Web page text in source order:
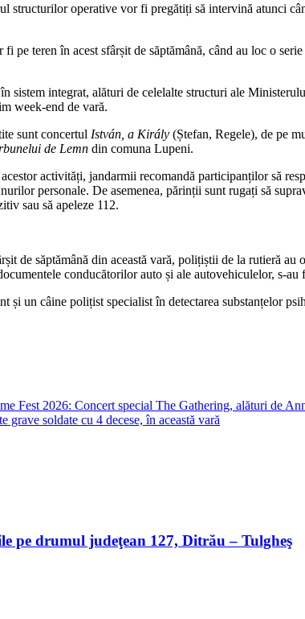
structurilor operative vor fi pregătiți să intervină atunci
pe teren în acest sfârșit de săptămână, când au loc o
sistem integrat, alături de celelalte structuri ale
week-end de vară.
sunt concertul István, a Király (Ștefan, Regele), de pe
de Lemn din comuna Lupeni.
acestor activități, jandarmii recomandă participanților să
personale. De asemenea, părinții sunt rugați să
sau să apeleze 112.
de săptămână din această vară, polițiștii de la rutieră
conducătorilor auto și ale autovehiculelor, s-au
și un câine polițist specialist în detectarea substanțelor
Fest 2026: Concert special The Gathering, alături de
grave soldate cu 4 decese, în această vară
pe drumul judeţean 127, Ditrău – Tulgheş